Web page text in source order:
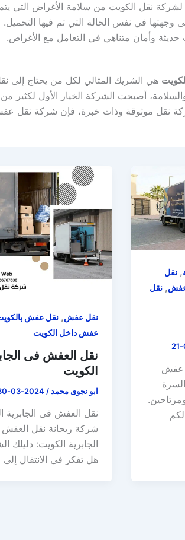
نقل الكويت من سلامة الأغراض التي
وجهتها في نفس الحالة التي تم فيها
وأمان متناهي في التعامل مع الأغراض.
هي الشريك المثالي لكل من يحتاج إلى
أصبحت الشركة الخيار الأول لكثير
نقل موثوقة وذات خبرة، فإن شركة نقل عفش
, نقل
, نقل
عفش
نقل عفش, نقل عفش
عفش داخل الكويت
نقل العفش فى
الكويت
ابو نجوى محمد/
2024-03-30
نقل العفش فى الجابرية
شركة ريحانة نقل
الجابرية الكويت: دليلك
هل تفكر في الانتقال